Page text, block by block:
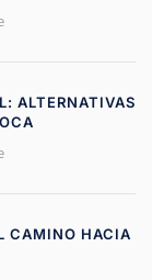
ALTERNATIVAS
CAMINO HACIA